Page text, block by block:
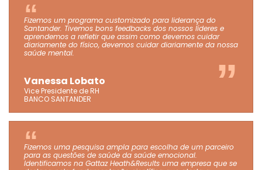
Fizemos um programa customizado para liderança do
Santander. Tivemos bons feedbacks dos nossos líderes e
aprendemos a refletir que assim como devemos cuidar
diariamente do físico, devemos cuidar diariamente da nossa
saúde mental.
Vanessa Lobato
Vice Presidente de RH
BANCO SANTANDER
Fizemos uma pesquisa ampla para escolha de um parceiro
para as questões de saúde da saúde emocional.
Identificamos na Gattaz Heath&Results uma empresa que se